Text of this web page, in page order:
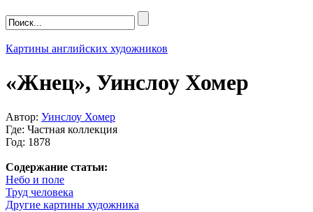
Картины английских художников
«Жнец», Уинслоу Хомер
Автор: Уинслоу Хомер
Где: Частная коллекция
Год: 1878
Содержание статьи:
Небо и поле
Труд человека
Другие картины художника